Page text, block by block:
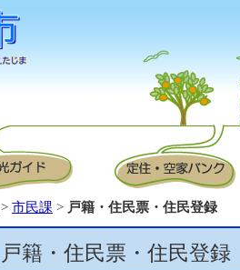
> 市民課 > 戸籍・住民票・住民登録
戸籍・住民票・住民登録